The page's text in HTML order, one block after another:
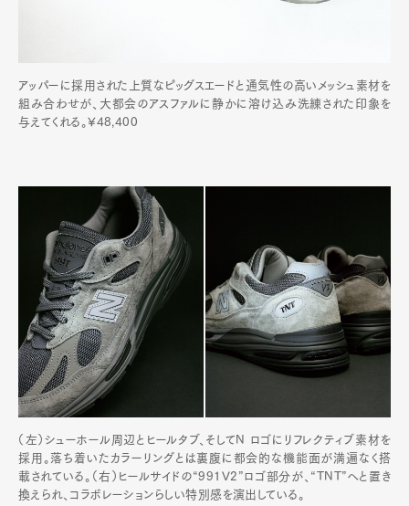
アッパーに採用された上質なピッグスエードと通気性の高いメッシュ素材を
組み合わせが、大都会のアスファルに静かに溶け込み洗練された印象を
与えてくれる。¥48,400
（左）シューホール周辺とヒールタブ、そしてN ロゴにリフレクティブ素材を
採用。落ち着いたカラーリングとは裏腹に都会的な機能面が満遍なく搭
載されている。（右）ヒールサイドの“991V2”ロゴ部分が、“TNT”へと置き
換えられ、コラボレーションらしい特別感を演出している。